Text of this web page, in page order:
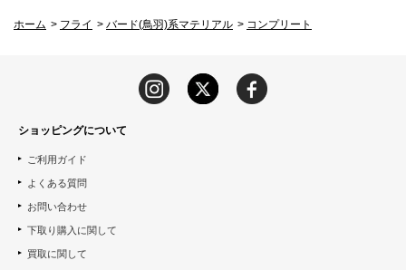
ホーム > フライ > バード(鳥羽)系マテリアル > コンプリート
ショッピングについて
ご利用ガイド
よくある質問
お問い合わせ
下取り購入に関して
買取に関して